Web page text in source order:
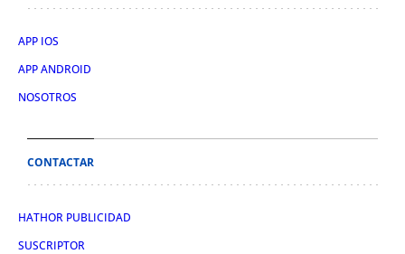
APP IOS
APP ANDROID
NOSOTROS
CONTACTAR
HATHOR PUBLICIDAD
SUSCRIPTOR